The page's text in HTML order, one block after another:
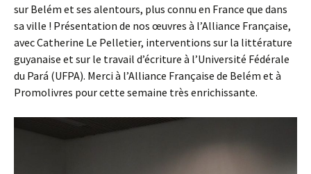
sur Belém et ses alentours, plus connu en France que dans
sa ville ! Présentation de nos œuvres à l’Alliance Française,
avec Catherine Le Pelletier, interventions sur la littérature
guyanaise et sur le travail d’écriture à l’Université Fédérale
du Pará (UFPA). Merci à l’Alliance Française de Belém et à
Promolivres pour cette semaine très enrichissante.